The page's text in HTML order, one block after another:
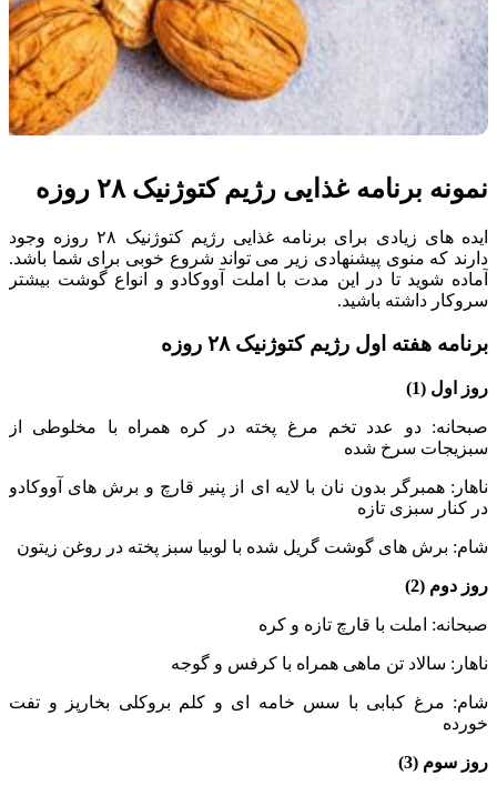
نمونه برنامه غذایی رژیم کتوژنیک ۲۸ روزه
ایده های زیادی برای برنامه غذایی رژیم کتوژنیک ۲۸ روزه وجود
دارند که منوی پیشنهادی زیر می تواند شروع خوبی برای شما باشد.
آماده شوید تا در این مدت با املت آووکادو و انواع گوشت بیشتر
سروکار داشته باشید.
برنامه هفته اول رژیم کتوژنیک ۲۸ روزه
روز اول (1)
صبحانه: دو عدد تخم مرغ پخته در کره همراه با مخلوطی از
سبزیجات سرخ شده
ناهار: همبرگر بدون نان با لایه ای از پنیر قارچ و برش های آووکادو
در کنار سبزی تازه
شام: برش های گوشت گریل شده با لوبیا سبز پخته در روغن زیتون
روز دوم (2)
صبحانه: املت با قارچ تازه و کره
ناهار: سالاد تن ماهی همراه با کرفس و گوجه
شام: مرغ کبابی با سس خامه ای و کلم بروکلی بخارپز و تفت
خورده
روز سوم (3)